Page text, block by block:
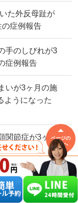
た外反母趾が
症例報告
手のしびれが3
症例報告
いが3ヶ月の施
ようになった
関節症が3ヶ月
告
ページの
先頭へ